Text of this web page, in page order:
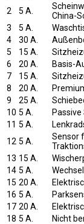
2
5 A.
China-
3
5 A.
4
30 A.
5
15 A.
6
20 A.
Basis-
7
15 A.
8
20 A.
9
25 A.
10 5 A.
11 5 A.
12 5 A.
Sensor
13 15 A.
14 5 A.
15 20 A.
16 5 A.
17 20 A.
18 5 A.
Nicht